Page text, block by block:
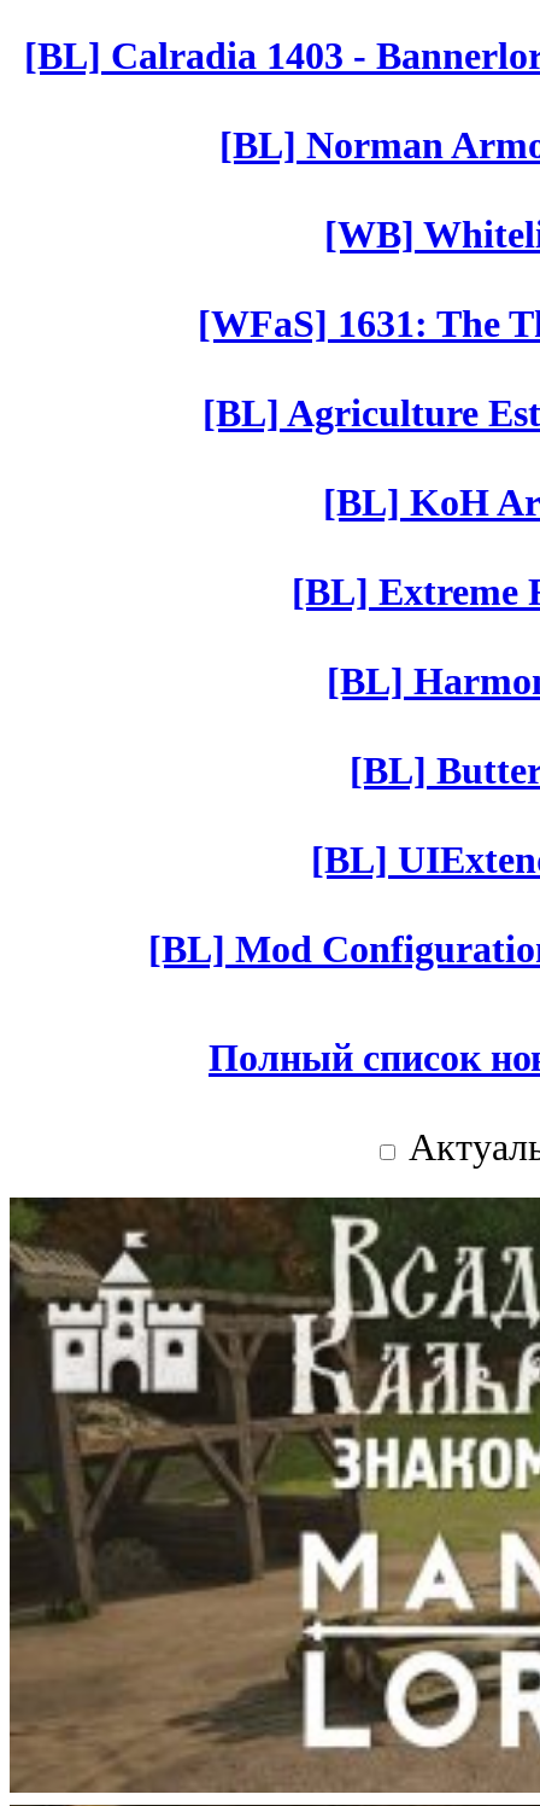
[BL] Calradia 1403 -
[BL] Norman
[WB]
[WFaS] 1631: The
[BL] Agriculture
[BL] KoH
[BL] Extreme
[BL]
[BL]
[BL]
[BL] Mod
Полный список